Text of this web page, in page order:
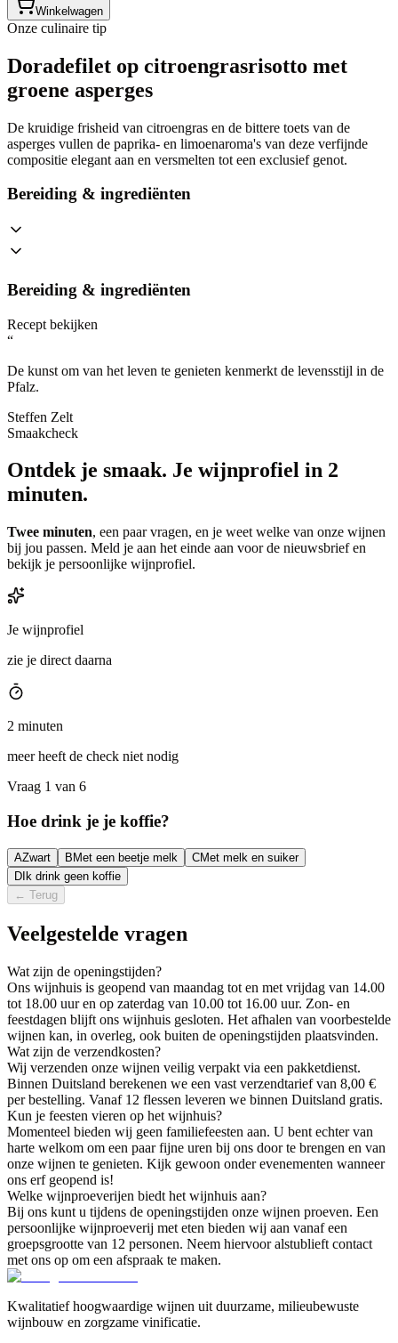
Winkelwagen
Onze culinaire tip
Doradefilet op citroengrasrisotto met
groene asperges
De kruidige frisheid van citroengras en de bittere toets van de
asperges vullen de paprika- en limoenaroma's van deze verfijnde
compositie elegant aan en versmelten tot een exclusief genot.
Bereiding & ingrediënten
Bereiding & ingrediënten
Recept bekijken
“
De kunst om van het leven te genieten kenmerkt de levensstijl in de
Pfalz.
Steffen Zelt
Smaakcheck
Ontdek je smaak. Je wijnprofiel in 2
minuten.
Twee minuten, een paar vragen, en je weet welke van onze wijnen
bij jou passen. Meld je aan het einde aan voor de nieuwsbrief en
bekijk je persoonlijke wijnprofiel.
Je wijnprofiel
zie je direct daarna
2 minuten
meer heeft de check niet nodig
Vraag 1 van 6
Hoe drink je je koffie?
AZwart B Met een beetje melk CMet melk en suiker
D Ik drink geen koffie
← Terug
Veelgestelde vragen
Wat zijn de openingstijden?
Ons wijnhuis is geopend van maandag tot en met vrijdag van 14.00
tot 18.00 uur en op zaterdag van 10.00 tot 16.00 uur. Zon- en
feestdagen blijft ons wijnhuis gesloten. Het afhalen van voorbestelde
wijnen kan, in overleg, ook buiten de openingstijden plaatsvinden.
Wat zijn de verzendkosten?
Wij verzenden onze wijnen veilig verpakt via een pakketdienst.
Binnen Duitsland berekenen we een vast verzendtarief van 8,00 €
per bestelling. Vanaf 12 flessen leveren we binnen Duitsland gratis.
Kun je feesten vieren op het wijnhuis?
Momenteel bieden wij geen familiefeesten aan. U bent echter van
harte welkom om een paar fijne uren bij ons door te brengen en van
onze wijnen te genieten. Kijk gewoon onder evenementen wanneer
ons erf geopend is!
Welke wijnproeverijen biedt het wijnhuis aan?
Bij ons kunt u tijdens de openingstijden onze wijnen proeven. Een
persoonlijke wijnproeverij met eten bieden wij aan vanaf een
groepsgrootte van 12 personen. Neem hiervoor alstublieft contact
met ons op om een afspraak te maken.
Kwalitatief hoogwaardige wijnen uit duurzame, milieubewuste
wijnbouw en zorgzame vinificatie.